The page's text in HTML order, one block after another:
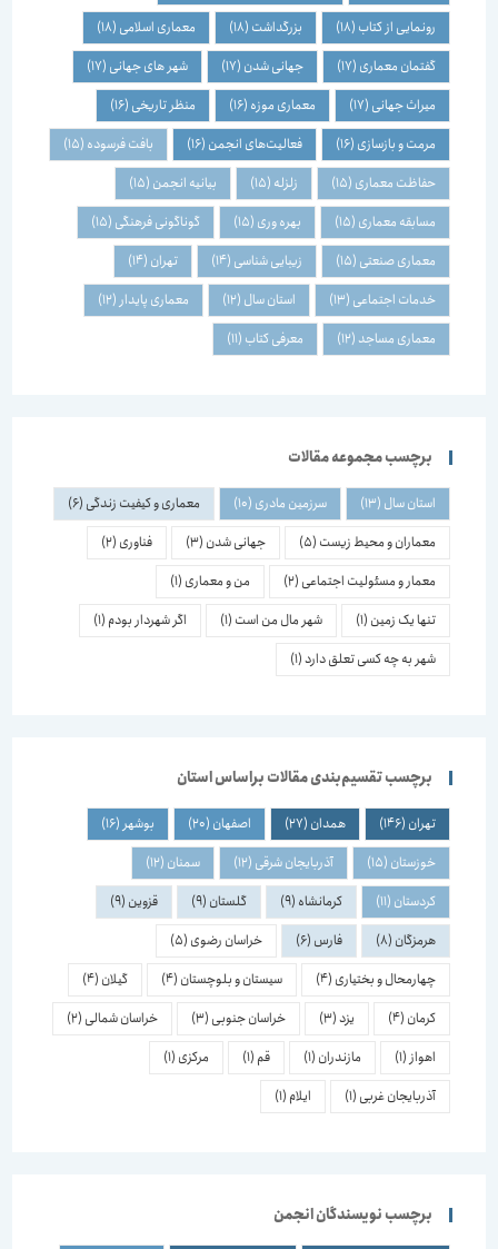
رونمایی از کتاب(18) بزرگداشت(18) معماری اسلامی(18)
گفتمان معماری(17) جهانی شدن(17) شهر های جهانی(17)
میراث جهانی(17) معماری موزه(16) منظر تاریخی(16)
مرمت و بازسازی(16) فعالیت‌های انجمن(16) بافت فرسوده(15)
حفاظت معماری(15) زلزله(15) بیانیه انجمن(15)
مسابقه معماری(15) بهره وری(15) گوناگونی فرهنگی(15)
معماری صنعتی(15) زیبایی شناسی(14) تهران(14)
خدمات اجتماعی(13) استان سال(12) معماری پایدار(12)
معماری مساجد(12) معرفی کتاب(11)
برچسب مجموعه مقالات
استان سال(13) سرزمین مادری(10) معماری و کیفیت زندگی(6)
معماران و محیط زیست(5) جهانی شدن(3) فناوری(2)
معمار و مسئولیت اجتماعی(2) من و معماری(1)
تنها یک زمین(1) شهر مال من است(1) اگر شهردار بودم(1)
شهر به چه کسی تعلق دارد(1)
برچسب تقسیم‌بندی مقالات براساس استان
تهران(146) همدان(27) اصفهان(20) بوشهر(16)
خوزستان(15) آذربایجان شرقی(12) سمنان(12)
کردستان(11) کرمانشاه(9) گلستان(9) قزوین(9)
هرمزگان(8) فارس(6) خراسان رضوی(5)
چهارمحال و بختیاری(4) سیستان و بلوچستان(4) گیلان(4)
کرمان(4)
(3) خراسان جنوبی(3) خراسان شمالی(2)
اهواز(1) مازندران(1)
(1) مرکزی(1)
آذربایجان غربی(1) ایلام(1)
برچسب نویسندگان انجمن